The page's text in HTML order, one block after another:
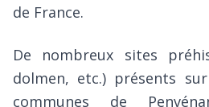
de France.
De nombreux sites
dolmen, etc.) présents
communes de